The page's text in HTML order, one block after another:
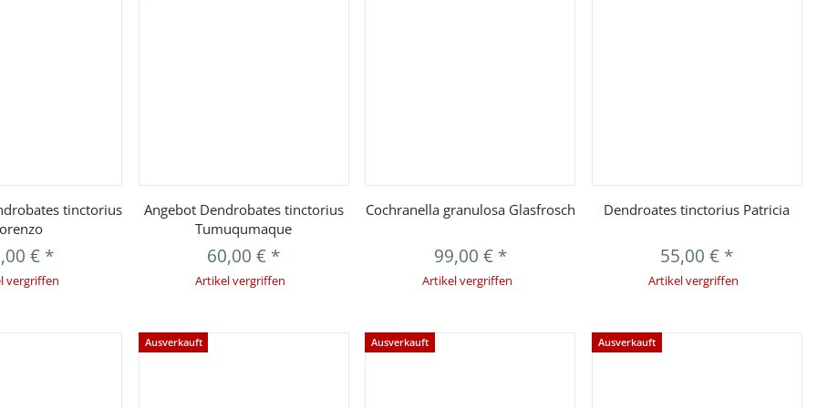
tinctorius
€ *
vergriffen
Vorschau
Angebot Dendrobates tinctorius
Tumuqumaque
60,00 € *
Artikel vergriffen
Vorschau
Cochranella granulosa Glasfrosch
99,00 € *
Artikel vergriffen
Vorschau
Dendroates tinctorius Patricia
55,00 € *
Artikel vergriffen
Ausverkauft Ausverkauft Ausverkauft